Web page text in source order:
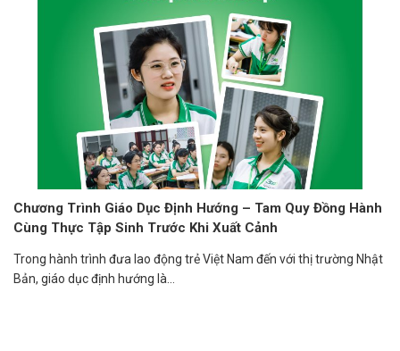
Chương Trình Giáo Dục Định Hướng – Tam Quy Đồng Hành
Cùng Thực Tập Sinh Trước Khi Xuất Cảnh
Trong hành trình đưa lao động trẻ Việt Nam đến với thị trường Nhật
Bản, giáo dục định hướng là...